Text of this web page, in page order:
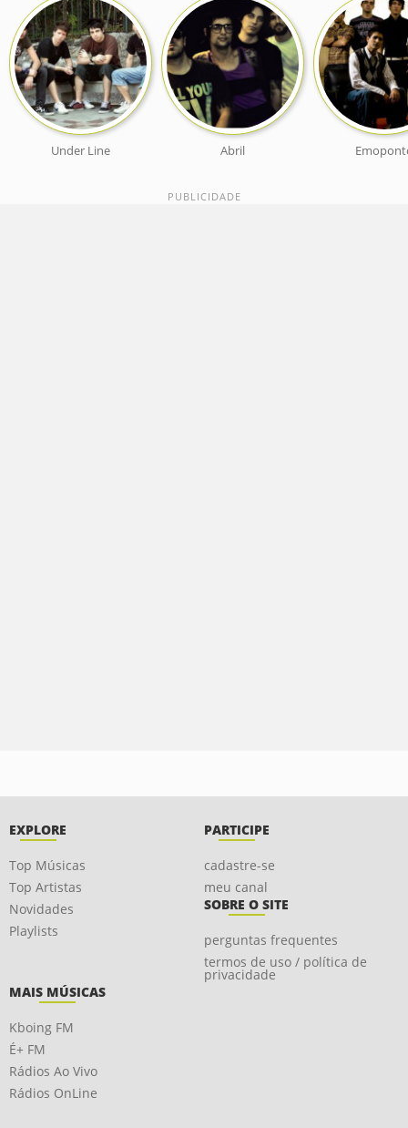
Under Line Abril
EXPLORE
Top Músicas
Top Artistas
Novidades
Playlists
PARTICIPE
cadastre-se
meu canal
SOBRE O SITE
perguntas frequentes
termos de uso / política de
privacidade
MAIS MÚSICAS
Kboing FM
É+ FM
Rádios Ao Vivo
Rádios OnLine